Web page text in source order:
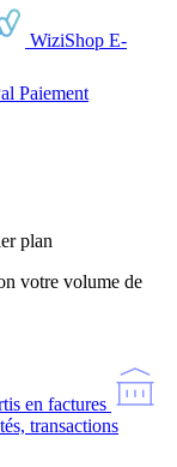
WiziShop E-
Paiement
plan
votre volume de
en factures
transactions